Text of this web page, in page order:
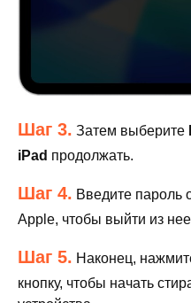
Шаг 3. Затем выберите
iPad продолжать.
Шаг 4. Введите пароль
Apple, чтобы выйти из
Шаг 5. Наконец,
кнопку, чтобы начать